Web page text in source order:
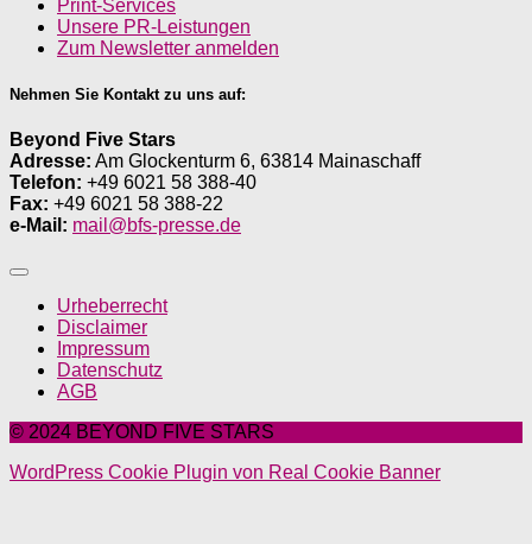
Print-Services
Unsere PR-Leistungen
Zum Newsletter anmelden
Nehmen Sie Kontakt zu uns auf:
Beyond Five Stars
Adresse: Am Glockenturm 6, 63814 Mainaschaff
Telefon: +49 6021 58 388-40
Fax: +49 6021 58 388-22
e-Mail: mail@bfs-presse.de
Urheberrecht
Disclaimer
Impressum
Datenschutz
AGB
© 2024 BEYOND FIVE STARS
WordPress Cookie Plugin von Real Cookie Banner